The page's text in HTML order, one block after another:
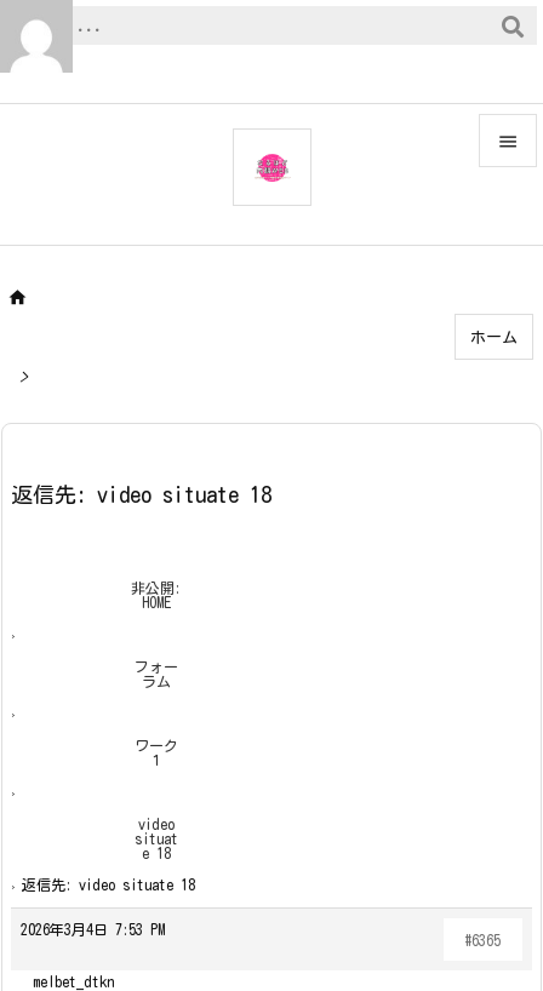



前へ

ホーム
>
返信先: video situate 18
非公開:
HOME
›
フォー
ラム
›
ワーク
１
›
video
situat
e 18
› 返信先: video situate 18
2026年3月4日 7:53 PM
#6365
melbet_dtkn